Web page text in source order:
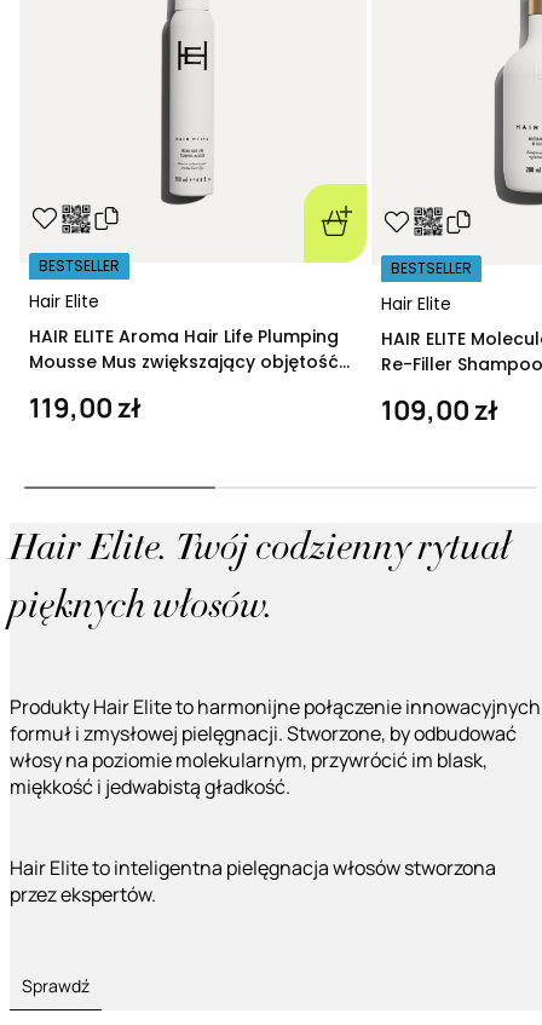
Hair Elite
BESTSELLER
HAIR ELITE Aroma Hair Life Plumping
Mousse Mus zwiększający objętość
119,00 zł
Hair Elite
BESTSELLER
HAIR ELITE
Re-Filler
109,00 zł
Hair Elite. Twój codzienny rytuał
pięknych włosów.
Produkty Hair Elite to harmonijne połączenie innowacyjnych
formuł i zmysłowej pielęgnacji. Stworzone, by odbudować
włosy na poziomie molekularnym, przywrócić im blask,
miękkość i jedwabistą gładkość.
Hair Elite to inteligentna pielęgnacja włosów stworzona
przez ekspertów.
Sprawdź